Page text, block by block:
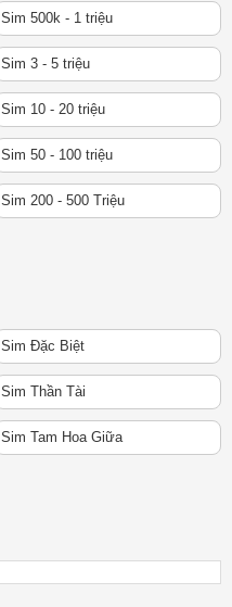
Sim 500k - 1 triệu
Sim 3 - 5 triệu
Sim 10 - 20 triệu
Sim 50 - 100 triệu
Sim 200 - 500 Triệu
Sim Đặc Biệt
Sim Thần Tài
Sim Tam Hoa Giữa